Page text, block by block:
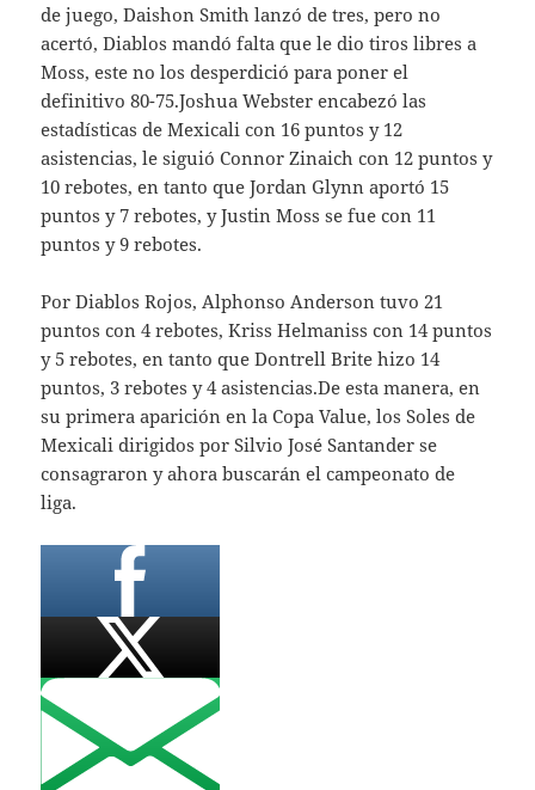
de juego, Daishon Smith lanzó de tres, pero no
acertó, Diablos mandó falta que le dio tiros libres a
Moss, este no los desperdició para poner el
definitivo 80-75.Joshua Webster encabezó las
estadísticas de Mexicali con 16 puntos y 12
asistencias, le siguió Connor Zinaich con 12 puntos y
10 rebotes, en tanto que Jordan Glynn aportó 15
puntos y 7 rebotes, y Justin Moss se fue con 11
puntos y 9 rebotes.
Por Diablos Rojos, Alphonso Anderson tuvo 21
puntos con 4 rebotes, Kriss Helmaniss con 14 puntos
y 5 rebotes, en tanto que Dontrell Brite hizo 14
puntos, 3 rebotes y 4 asistencias.De esta manera, en
su primera aparición en la Copa Value, los Soles de
Mexicali dirigidos por Silvio José Santander se
consagraron y ahora buscarán el campeonato de
liga.